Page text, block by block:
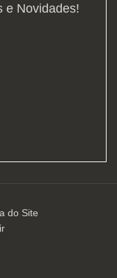
e Novidades!
do Site